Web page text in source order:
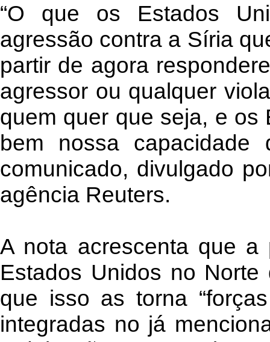
“O que os Estados
agressão contra a Síria
partir de agora
agressor ou qualquer
quem quer que seja, e os
bem nossa capacidade
comunicado, divulgado
agência Reuters.
A nota acrescenta que a
Estados Unidos no
que isso as torna
integradas no já